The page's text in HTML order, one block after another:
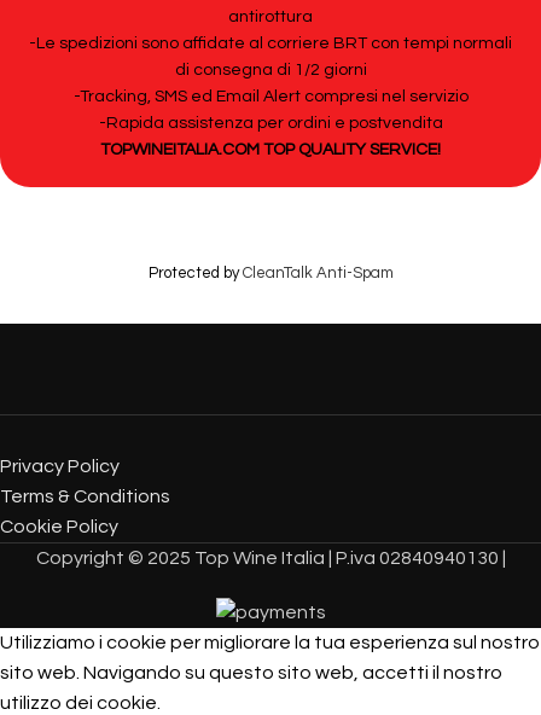
antirottura
-Le spedizioni sono affidate al corriere BRT con tempi normali
di consegna di 1/2 giorni
-Tracking, SMS ed Email Alert compresi nel servizio
-Rapida assistenza per ordini e postvendita
TOPWINEITALIA.COM TOP QUALITY SERVICE!
Protected byCleanTalk Anti-Spam
Privacy Policy
Terms & Conditions
Cookie Policy
Copyright © 2025 Top Wine Italia | P.iva 02840940130 |
Utilizziamo i cookie per migliorare la tua esperienza sul nostro
sito web. Navigando su questo sito web, accetti il ​​nostro
utilizzo dei cookie.